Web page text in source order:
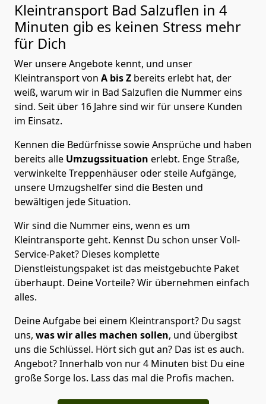
Kleintransport Bad Salzuflen in 4
Minuten gib es keinen Stress mehr
für Dich
Wer unsere Angebote kennt, und unser
Kleintransport von A bis Z bereits erlebt hat, der
weiß, warum wir in Bad Salzuflen die Nummer eins
sind. Seit über 16 Jahre sind wir für unsere Kunden
im Einsatz.
Kennen die Bedürfnisse sowie Ansprüche und haben
bereits alle Umzugssituation erlebt. Enge Straße,
verwinkelte Treppenhäuser oder steile Aufgänge,
unsere Umzugshelfer sind die Besten und
bewältigen jede Situation.
Wir sind die Nummer eins, wenn es um
Kleintransporte geht. Kennst Du schon unser Voll-
Service-Paket? Dieses komplette
Dienstleistungspaket ist das meistgebuchte Paket
überhaupt. Deine Vorteile? Wir übernehmen einfach
alles.
Deine Aufgabe bei einem Kleintransport? Du sagst
uns, was wir alles machen sollen, und übergibst
uns die Schlüssel. Hört sich gut an? Das ist es auch.
Angebot? Innerhalb von nur 4 Minuten bist Du eine
große Sorge los. Lass das mal die Profis machen.